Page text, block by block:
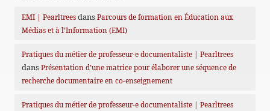
EMI | Pearltrees dans Parcours de formation en Éducation aux
Médias et à l’Information (EMI)
Pratiques du métier de professeur-e documentaliste | Pearltrees
dans Présentation d’une matrice pour élaborer une séquence de
recherche documentaire en co-enseignement
Pratiques du métier de professeur-e documentaliste | Pearltrees